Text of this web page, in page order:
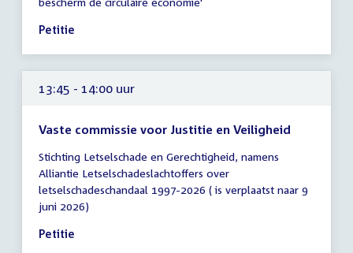
-
14:00
Petitie
13:45 - 14:00 uur
Vaste commissie voor Justitie en Veiligheid
vergadering
13:45
-
14:00
uur
Stichting Letselschade en Gerechtigheid, namens
Alliantie Letselschadeslachtoffers over
letselschadeschandaal 1997-2026 ( is verplaatst naar 9
juni 2026)
Petitie